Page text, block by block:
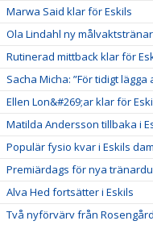
Marwa Said klar för Eskils
Ola Lindahl ny
Rutinerad mittback klar för
Sacha Micha: ”För tidigt lägga
Ellen Lon&#269;ar klar för
Matilda Andersson tillbaka i
Populär fysio kvar i Eskils
Premiärdags för nya
Alva Hed fortsätter i Eskils
Två nyförvärv från